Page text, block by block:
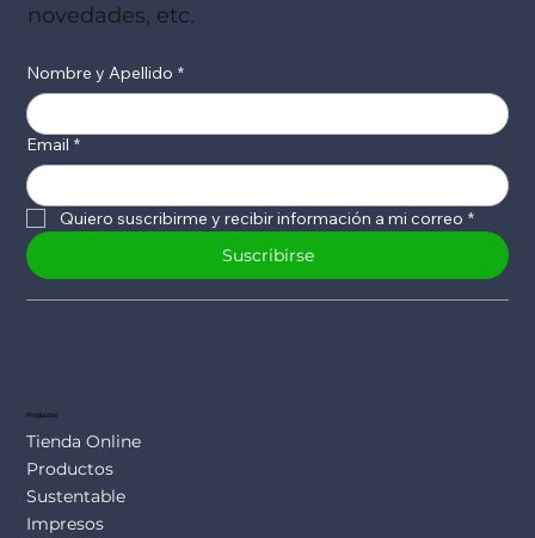
novedades, etc.
Nombre y Apellido *
Email *
Quiero suscribirme y recibir información a mi correo *
Suscribirse
Productos
Tienda Online
Productos
Sustentable
Impresos